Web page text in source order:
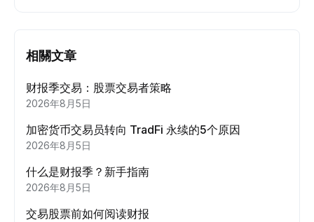
相關文章
财报季交易：股票交易者策略
2026年8月5日
加密货币交易员转向 TradFi 永续的5个原因
2026年8月5日
什么是财报季？新手指南
2026年8月5日
交易股票前如何阅读财报